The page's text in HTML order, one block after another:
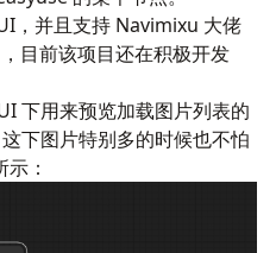
，并且支持 Navimixu 大佬
，目前该项目还在积极开发
下用来预览加载图片列表的
这下图片特别多的时候也不怕
：